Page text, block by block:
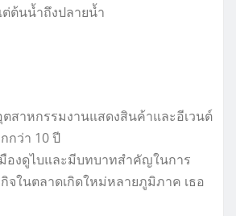
ต่ต้นน้ำถึงปลายน้ำ
สาหกรรมงานแสดงสินค้าและอีเวนต์
กว่า 10 ปี
องดูไบและมีบทบาทสำคัญในการ
จในตลาดเกิดใหม่หลายภูมิภาค เธอ